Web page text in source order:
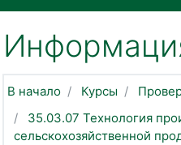
В начало Курсы
35.03.07 Технология
сельскохозяйственной